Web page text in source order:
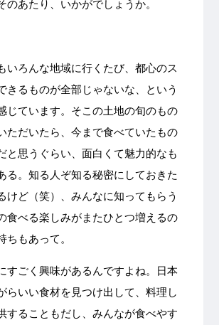
あたり、いかがでしょうか。
いろんな地域に行くたび、都心のス
きるものが全部じゃないな、という
じています。そこの土地の旬のもの
ただいたら、今まで食べていたもの
と思うぐらい、面白くて魅力的なも
る。知る人ぞ知る秘密にしておきた
けど（笑）、みんなに知ってもらう
食べる楽しみがまたひとつ増えるの
ちもあって。
すごく興味があるんですよね。日本
らいい食材を見つけ出して、料理し
することもだし、みんなが食べやす